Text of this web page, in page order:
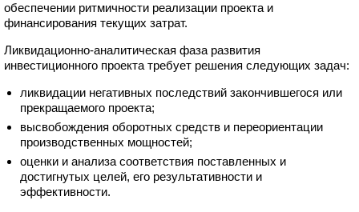
обеспечении ритмичности реализации проекта и
финансирования текущих затрат.
Ликвидационно-аналитическая фаза развития
инвестиционного проекта требует решения следующих задач:
ликвидации негативных последствий закончившегося или
прекращаемого проекта;
высвобождения оборотных средств и переориентации
производственных мощностей;
оценки и анализа соответствия поставленных и
достигнутых целей, его результативности и
эффективности.